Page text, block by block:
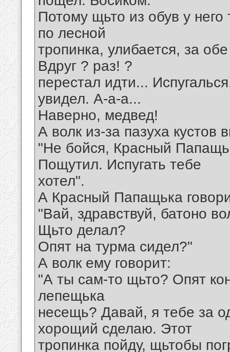
Потому щьто из обув у
по лесной
тропинка, улибается, за
Вдруг ? раз! ?
перестал идти...
увидел. А-а-а...
Наверно, медвед!
А волк из-за пазуха кустов
"Не бойся, Красный
Пощутил. Испугать тебе
хотел".
А Красный Папащька
"Вай, здравствуй, батоно
Щьто делал?
Опят на турма сидел?"
А волк ему говорит:
"А ты сам-то щьто? Опят
лепещька
несещь? Давай, я тебе за
хорощий сделаю. Этот
тропинка пойду, щьтобы